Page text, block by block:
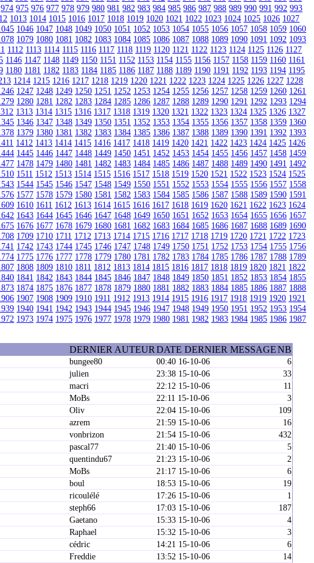
974 975 976 977 978 979 980 981 982 983 984 985 986 987 988 989 990 991 992 993
1013 1014 1015 1016 1017 1018 1019 1020 1021 1022 1023 1024 1025 1026 1027
1046 1047 1048 1049 1050 1051 1052 1053 1054 1055 1056 1057 1058 1059 1060
1079 1080 1081 1082 1083 1084 1085 1086 1087 1088 1089 1090 1091 1092 1093
1112 1113 1114 1115 1116 1117 1118 1119 1120 1121 1122 1123 1124 1125 1126 1127
1146 1147 1148 1149 1150 1151 1152 1153 1154 1155 1156 1157 1158 1159 1160 1161
1180 1181 1182 1183 1184 1185 1186 1187 1188 1189 1190 1191 1192 1193 1194 1195
1214 1215 1216 1217 1218 1219 1220 1221 1222 1223 1224 1225 1226 1227 1228
1247 1248 1249 1250 1251 1252 1253 1254 1255 1256 1257 1258 1259 1260 1261
1280 1281 1282 1283 1284 1285 1286 1287 1288 1289 1290 1291 1292 1293 1294
1313 1314 1315 1316 1317 1318 1319 1320 1321 1322 1323 1324 1325 1326 1327
1346 1347 1348 1349 1350 1351 1352 1353 1354 1355 1356 1357 1358 1359 1360
1379 1380 1381 1382 1383 1384 1385 1386 1387 1388 1389 1390 1391 1392 1393
1412 1413 1414 1415 1416 1417 1418 1419 1420 1421 1422 1423 1424 1425 1426
1445 1446 1447 1448 1449 1450 1451 1452 1453 1454 1455 1456 1457 1458 1459
1478 1479 1480 1481 1482 1483 1484 1485 1486 1487 1488 1489 1490 1491 1492
1511 1512 1513 1514 1515 1516 1517 1518 1519 1520 1521 1522 1523 1524 1525
1544 1545 1546 1547 1548 1549 1550 1551 1552 1553 1554 1555 1556 1557 1558
1577 1578 1579 1580 1581 1582 1583 1584 1585 1586 1587 1588 1589 1590 1591
1610 1611 1612 1613 1614 1615 1616 1617 1618 1619 1620 1621 1622 1623 1624
1643 1644 1645 1646 1647 1648 1649 1650 1651 1652 1653 1654 1655 1656 1657
1676 1677 1678 1679 1680 1681 1682 1683 1684 1685 1686 1687 1688 1689 1690
1709 1710 1711 1712 1713 1714 1715 1716 1717 1718 1719 1720 1721 1722 1723
1742 1743 1744 1745 1746 1747 1748 1749 1750 1751 1752 1753 1754 1755 1756
1775 1776 1777 1778 1779 1780 1781 1782 1783 1784 1785 1786 1787 1788 1789
1808 1809 1810 1811 1812 1813 1814 1815 1816 1817 1818 1819 1820 1821 1822
1841 1842 1843 1844 1845 1846 1847 1848 1849 1850 1851 1852 1853 1854 1855
1874 1875 1876 1877 1878 1879 1880 1881 1882 1883 1884 1885 1886 1887 1888
1907 1908 1909 1910 1911 1912 1913 1914 1915 1916 1917 1918 1919 1920 1921
1940 1941 1942 1943 1944 1945 1946 1947 1948 1949 1950 1951 1952 1953 1954
1973 1974 1975 1976 1977 1978 1979 1980 1981 1982 1983 1984 1985 1986 1987
DERNIER AUTEUR DATE DERNIER MESSAGENB
bungee80 00:40 16-10-06
6
julien 23:38 15-10-06
33
macri 22:12 15-10-06
11
MoBs 22:11 15-10-06
3
Oliv 22:04 15-10-06
109
azrem 21:59 15-10-06
16
vonbrizon 21:54 15-10-06
432
pascal77 21:40 15-10-06
5
quentindu67 21:23 15-10-06
2
MoBs 21:17 15-10-06
6
boul 18:53 15-10-06
19
ricoulélé 17:26 15-10-06
1
steph66 17:03 15-10-06
187
Gaetano 15:33 15-10-06
4
Raphael 15:32 15-10-06
3
cédric 14:21 15-10-06
6
Freddie 13:52 15-10-06
14